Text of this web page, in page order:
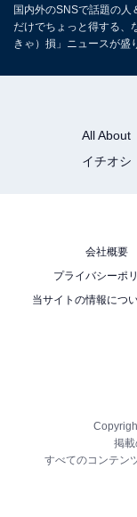
国内外のSNSで話題の人
だけでちょっと得する、
きゃ）損」ニュースが盛
All About
イチオシ
会社概要
プライバシーポ
当サイトの情報につ
掲載
すべてのコンテン